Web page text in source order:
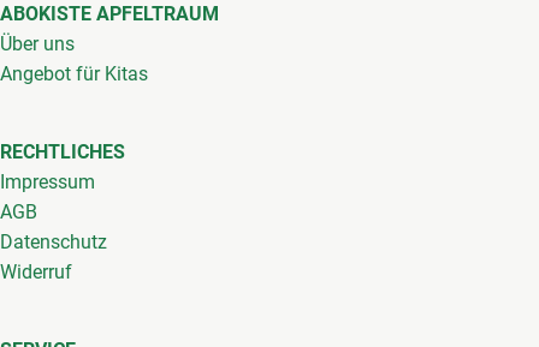
ABOKISTE APFELTRAUM
Über uns
Angebot für Kitas
RECHTLICHES
Impressum
AGB
Datenschutz
Widerruf